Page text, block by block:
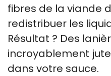
fibres de la viande
redistribuer les
Résultat ? Des
incroyablement
dans votre sauce.